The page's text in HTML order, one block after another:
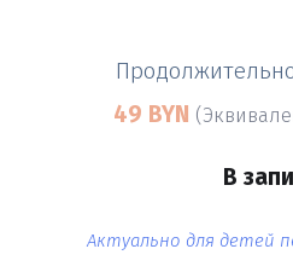
49 BYN
В
Актуально для детей